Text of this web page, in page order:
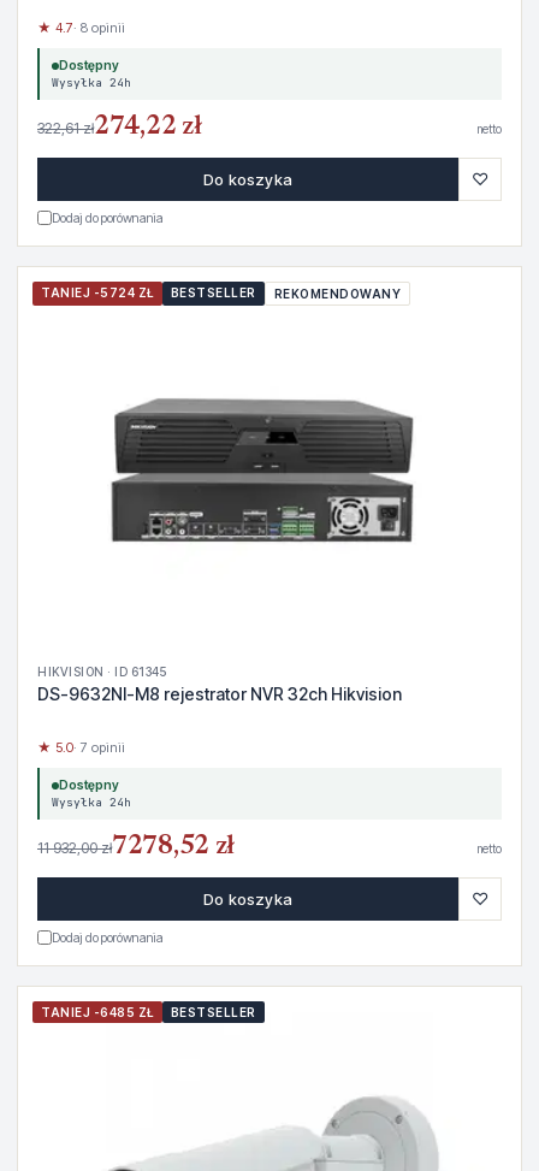
★ 4.7· 8 opinii
Dostępny
Wysyłka 24h
322,61 zł274,22 zł netto
Do koszyka ♡
Dodaj do porównania
TANIEJ -5724 ZŁ BESTSELLER REKOMENDOWANY
HIKVISION · ID 61345
DS-9632NI-M8 rejestrator NVR 32ch Hikvision
★ 5.0· 7 opinii
Dostępny
Wysyłka 24h
11 932,00 zł7278,52 zł netto
Do koszyka ♡
Dodaj do porównania
TANIEJ -6485 ZŁ BESTSELLER